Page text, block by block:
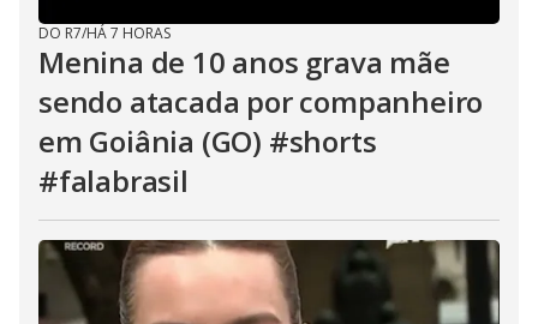
DO R7/HÁ 7 HORAS
Menina de 10 anos grava mãe
sendo atacada por companheiro
em Goiânia (GO) #shorts
#falabrasil